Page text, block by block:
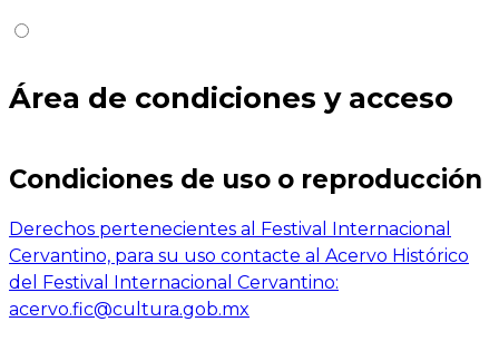
Área de condiciones y acceso
Condiciones de uso o reproducción
Derechos pertenecientes al Festival Internacional
Cervantino, para su uso contacte al Acervo Histórico
del Festival Internacional Cervantino:
acervo.fic@cultura.gob.mx